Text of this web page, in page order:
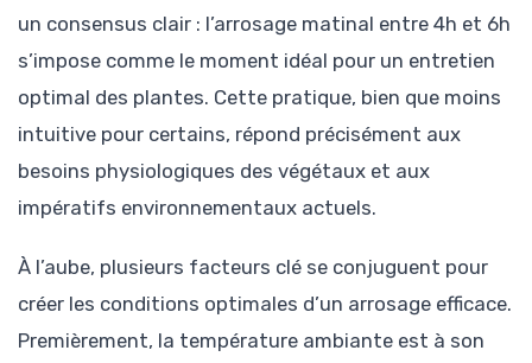
un consensus clair : l’arrosage matinal entre 4h et 6h
s’impose comme le moment idéal pour un entretien
optimal des plantes. Cette pratique, bien que moins
intuitive pour certains, répond précisément aux
besoins physiologiques des végétaux et aux
impératifs environnementaux actuels.
À l’aube, plusieurs facteurs clé se conjuguent pour
créer les conditions optimales d’un arrosage efficace.
Premièrement, la température ambiante est à son